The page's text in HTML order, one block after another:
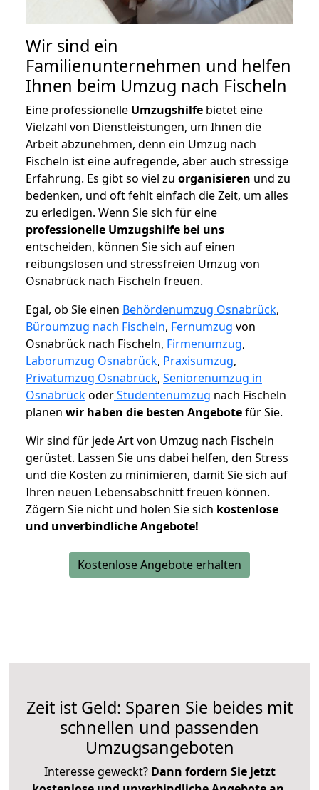
Wir sind ein
Familienunternehmen und helfen
Ihnen beim Umzug nach Fischeln
Eine professionelle Umzugshilfe bietet eine
Vielzahl von Dienstleistungen, um Ihnen die
Arbeit abzunehmen, denn ein Umzug nach
Fischeln ist eine aufregende, aber auch stressige
Erfahrung. Es gibt so viel zu organisieren und zu
bedenken, und oft fehlt einfach die Zeit, um alles
zu erledigen. Wenn Sie sich für eine
professionelle Umzugshilfe bei uns
entscheiden, können Sie sich auf einen
reibungslosen und stressfreien Umzug von
Osnabrück nach Fischeln freuen.
Egal, ob Sie einen Behördenumzug Osnabrück,
Büroumzug nach Fischeln, Fernumzug von
Osnabrück nach Fischeln, Firmenumzug,
Laborumzug Osnabrück, Praxisumzug,
Privatumzug Osnabrück, Seniorenumzug in
OsnabrückoderStudentenumzug nach Fischeln
planen wir haben die besten Angebotefür Sie.
Wir sind für jede Art von Umzug nach Fischeln
gerüstet. Lassen Sie uns dabei helfen, den Stress
und die Kosten zu minimieren, damit Sie sich auf
Ihren neuen Lebensabschnitt freuen können.
Zögern Sie nicht und holen Sie sich kostenlose
und unverbindliche Angebote!
Kostenlose Angebote erhalten
Zeit ist Geld: Sparen Sie beides mit
schnellen und passenden
Umzugsangeboten
Interesse geweckt? Dann fordern Sie jetzt